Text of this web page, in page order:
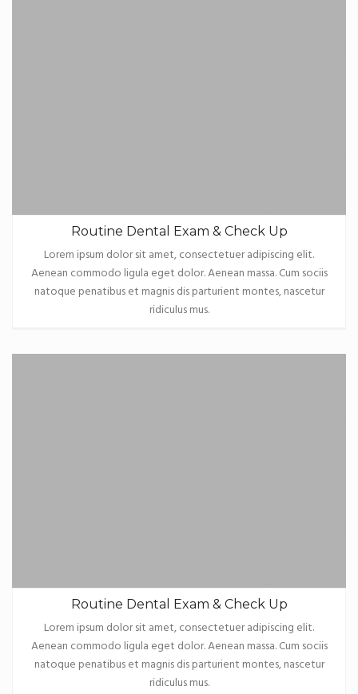
Routine Dental Exam & Check Up
Lorem ipsum dolor sit amet, consectetuer adipiscing elit.
Aenean commodo ligula eget dolor. Aenean massa. Cum sociis
natoque penatibus et magnis dis parturient montes, nascetur
ridiculus mus.
Routine Dental Exam & Check Up
Lorem ipsum dolor sit amet, consectetuer adipiscing elit.
Aenean commodo ligula eget dolor. Aenean massa. Cum sociis
natoque penatibus et magnis dis parturient montes, nascetur
ridiculus mus.